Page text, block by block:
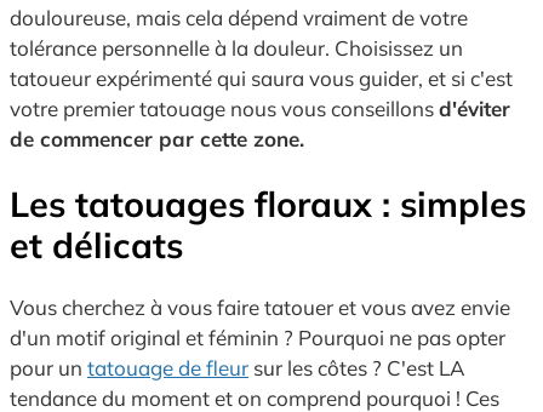
douloureuse, mais cela dépend vraiment de votre
tolérance personnelle à la douleur. Choisissez un
tatoueur expérimenté qui saura vous guider, et si c'est
votre premier tatouage nous vous conseillonsd'éviter
de commencer par cette zone.
Les tatouages floraux : simples
et délicats
Vous cherchez à vous faire tatouer et vous avez envie
d'un motif original et féminin ? Pourquoi ne pas opter
pour un tatouage de fleur sur les côtes ? C'est LA
tendance du moment et on comprend pourquoi ! Ces